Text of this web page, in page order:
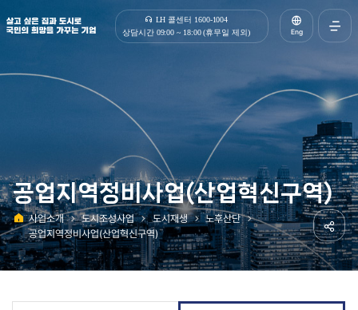
살고 싶은 집과 도시로 국민의 희망을 가꾸는 기업 | 한국토지주택공사
LH 콜센터 1600-1004
상담시간 09:00 ~ 18:00 (휴무일 제외)
Eng
열기
공업지역정비사업(산업혁신구역)
홈
사업소개 도시조성사업 도시재생
노후산단
공업지역정비사업(산업혁신구역)
공유